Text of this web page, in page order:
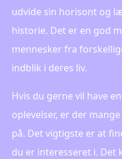
udvide sin horisont og
historie. Det er en god
mennesker fra
indblik i deres liv.
Hvis du gerne vil have
oplevelser, er der
på. Det vigtigste er at
du er interesseret i. Det